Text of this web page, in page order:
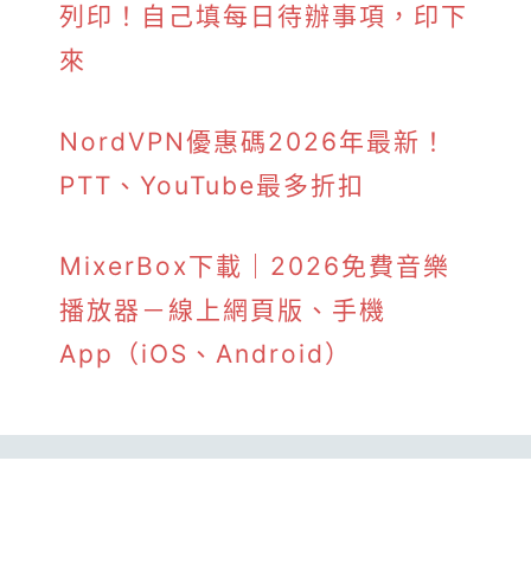
列印！自己填每日待辦事項，印下
來
NordVPN優惠碼2026年最新！
PTT、YouTube最多折扣
MixerBox下載｜2026免費音樂
播放器－線上網頁版、手機
App（iOS、Android）